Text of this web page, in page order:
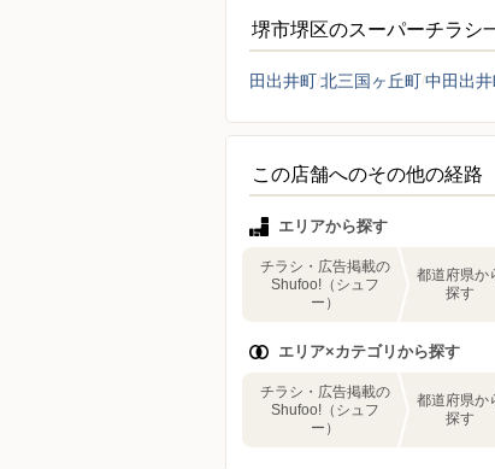
堺市堺区のスーパーチラシ
田出井町北三国ヶ丘町中田出
この店舗へのその他の経路
エリアから探す
チラシ・広告掲載の
Shufoo!（シュフ
ー）
都道府県か
探す
エリア×カテゴリから探す
チラシ・広告掲載の
Shufoo!（シュフ
ー）
都道府県か
探す